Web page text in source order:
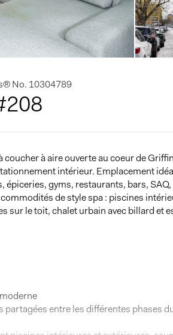
No. 10304789
à aire ouverte au coeur de
intérieur. Emplacement
épiceries, gyms, restaurants, bars,
de style spa : piscines
sur le toit, chalet urbain avec billard et
entre les différentes phases